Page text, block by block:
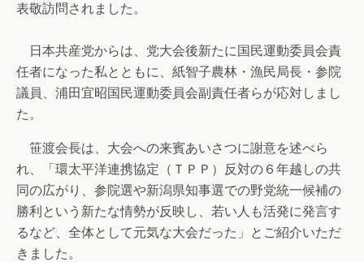
表敬訪問されました。
日本共産党からは、党大会後新たに国民運動委員会責
任者になった私とともに、紙智子農林・漁民局長・参院
議員、浦田宜昭国民運動委員会副責任者らが応対しまし
た。
笹渡会長は、大会への来賓あいさつに謝意を述べら
れ、「環太平洋連携協定（ＴＰＰ）反対の６年越しの共
同の広がり、参院選や新潟県知事選での野党統一候補の
勝利という新たな情勢が反映し、若い人も活発に発言す
るなど、全体として元気な大会だった」とご紹介いただ
きました。